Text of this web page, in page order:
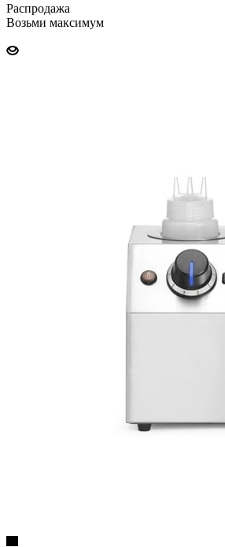
Распродажа
Возьми максимум